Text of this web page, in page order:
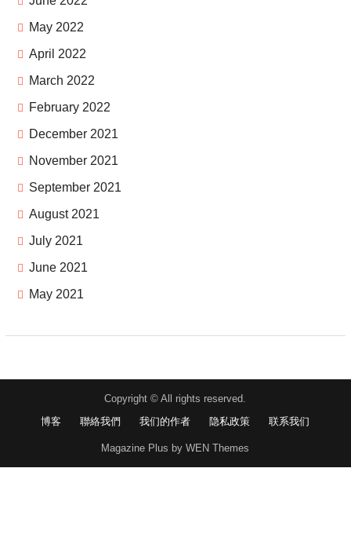
May 2022
April 2022
March 2022
February 2022
December 2021
November 2021
September 2021
August 2021
July 2021
June 2021
May 2021
Copyright © All rights reserved.
博客
聯絡我們 我们的作者 隐私政策 联系我们
Magazine Plus by WEN Themes